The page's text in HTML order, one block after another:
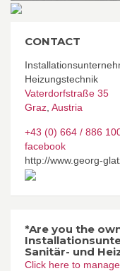
CONTACT
Heizungstechnik
Vaterdorfstraße 35
Graz Austria
+43 (0) 664 / 886
facebook
http://www.georg-
*Are you the
Sanitär- und
Click here to